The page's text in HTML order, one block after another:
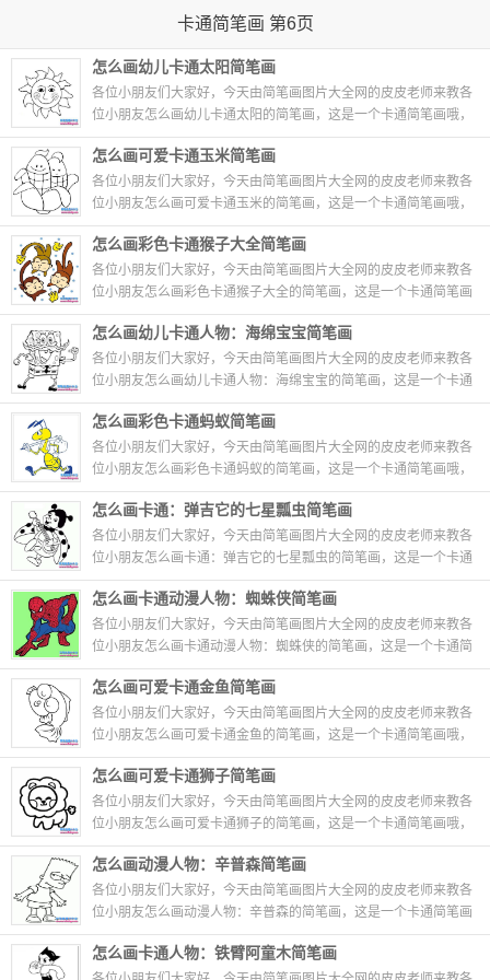
卡通简笔画 第6页
怎么画幼儿卡通太阳简笔画
各位小朋友们大家好，今天由简笔画图片大全网的皮皮老师来教各
位小朋友怎么画幼儿卡通太阳的简笔画，这是一个卡通简笔画哦，
小朋友们不要着急，幼儿卡通太阳简笔画画法非常...
08-27
怎么画可爱卡通玉米简笔画
各位小朋友们大家好，今天由简笔画图片大全网的皮皮老师来教各
位小朋友怎么画可爱卡通玉米的简笔画，这是一个卡通简笔画哦，
小朋友们不要着急，可爱卡通玉米简笔画画法非常...
08-27
怎么画彩色卡通猴子大全简笔画
各位小朋友们大家好，今天由简笔画图片大全网的皮皮老师来教各
位小朋友怎么画彩色卡通猴子大全的简笔画，这是一个卡通简笔画
哦，小朋友们不要着急，彩色卡通猴子大全简笔画...
08-27
怎么画幼儿卡通人物：海绵宝宝简笔画
各位小朋友们大家好，今天由简笔画图片大全网的皮皮老师来教各
位小朋友怎么画幼儿卡通人物：海绵宝宝的简笔画，这是一个卡通
简笔画哦，小朋友们不要着急，幼儿卡通人物：海...
08-27
怎么画彩色卡通蚂蚁简笔画
各位小朋友们大家好，今天由简笔画图片大全网的皮皮老师来教各
位小朋友怎么画彩色卡通蚂蚁的简笔画，这是一个卡通简笔画哦，
小朋友们不要着急，彩色卡通蚂蚁简笔画画法非常...
08-27
怎么画卡通：弹吉它的七星瓢虫简笔画
各位小朋友们大家好，今天由简笔画图片大全网的皮皮老师来教各
位小朋友怎么画卡通：弹吉它的七星瓢虫的简笔画，这是一个卡通
简笔画哦，小朋友们不要着急，卡通：弹吉它的七...
08-27
怎么画卡通动漫人物：蜘蛛侠简笔画
各位小朋友们大家好，今天由简笔画图片大全网的皮皮老师来教各
位小朋友怎么画卡通动漫人物：蜘蛛侠的简笔画，这是一个卡通简
笔画哦，小朋友们不要着急，卡通动漫人物：蜘蛛...
08-27
怎么画可爱卡通金鱼简笔画
各位小朋友们大家好，今天由简笔画图片大全网的皮皮老师来教各
位小朋友怎么画可爱卡通金鱼的简笔画，这是一个卡通简笔画哦，
小朋友们不要着急，可爱卡通金鱼简笔画画法非常...
08-27
怎么画可爱卡通狮子简笔画
各位小朋友们大家好，今天由简笔画图片大全网的皮皮老师来教各
位小朋友怎么画可爱卡通狮子的简笔画，这是一个卡通简笔画哦，
小朋友们不要着急，可爱卡通狮子简笔画画法非常...
08-27
怎么画动漫人物：辛普森简笔画
各位小朋友们大家好，今天由简笔画图片大全网的皮皮老师来教各
位小朋友怎么画动漫人物：辛普森的简笔画，这是一个卡通简笔画
哦，小朋友们不要着急，动漫人物：辛...
08-27
怎么画卡通人物：铁臂阿童木简笔画